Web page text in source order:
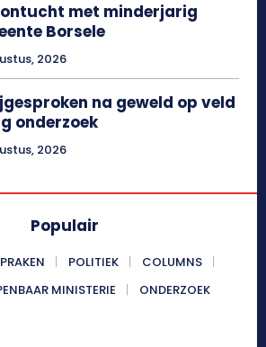
met minderjarig
Borsele
2026
na geweld op veld
onderzoek
2026
Populair
POLITIEK
COLUMNS
MINISTERIE ONDERZOEK